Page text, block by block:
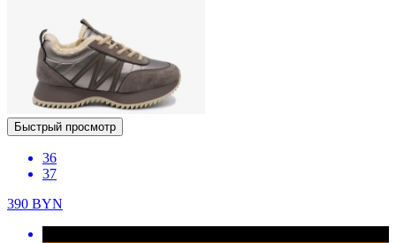
Быстрый просмотр
36
37
390 BYN